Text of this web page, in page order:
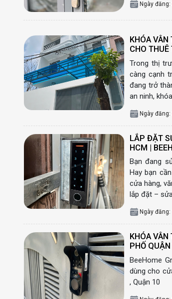
Ngày
KHÓA VÂN
CHO
Trong thị
càng cạnh
đang trở
an ninh,
Ngày
LẮP ĐẶT
HCM |
Bạn đang
Hay bạn
cửa hàng,
lắp đặt –
Ngày
KHÓA VÂN
PHỐ
BeeHome
dùng cho
, Quận 10